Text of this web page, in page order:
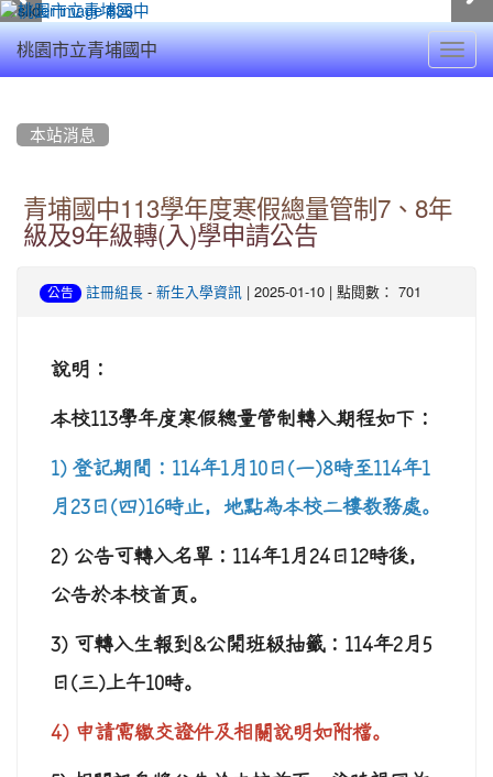
桃園市立青埔國中
本站消息
青埔國中113學年度寒假總量管制7、8年
級及9年級轉(入)學申請公告
公告 註冊組長 - 新生入學資訊 | 2025-01-10 | 點閱數： 701
說明：
本校113學年度寒假總量管制轉入期程如下：
1)登記期間：114年1月10日(一)8時至114年1
月23日(四)16時止，地點為本校二樓教務處。
2) 公告可轉入名單： 114年1月24日12時後，
公告於本校首頁。
3) 可轉入生報到&公開班級抽籤： 114年2月5
日(三)上午10時。
4) 申請需繳交證件及相關說明如附檔。